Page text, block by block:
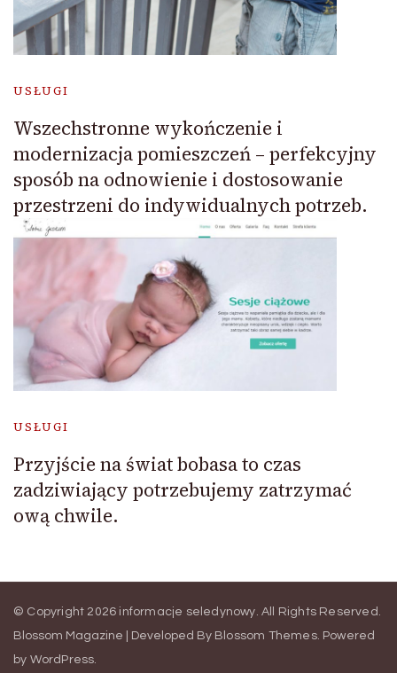
USŁUGI
Wszechstronne wykończenie i
modernizacja pomieszczeń – perfekcyjny
sposób na odnowienie i dostosowanie
przestrzeni do indywidualnych potrzeb.
USŁUGI
Przyjście na świat bobasa to czas
zadziwiający potrzebujemy zatrzymać
ową chwile.
© Copyright 2026 informacje seledynowy. All Rights Reserved.
Blossom Magazine | Developed By Blossom Themes. Powered
by WordPress.